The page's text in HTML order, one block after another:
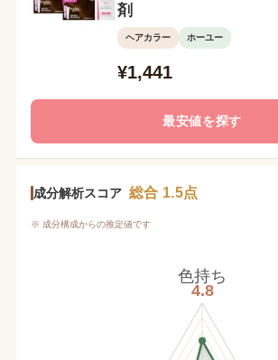
剤
ヘアカラー ホーユー
¥1,441
最安値を探す
成分解析スコア 総合 1.5点
※ 成分構成からの推定値です
色持ち
4.8